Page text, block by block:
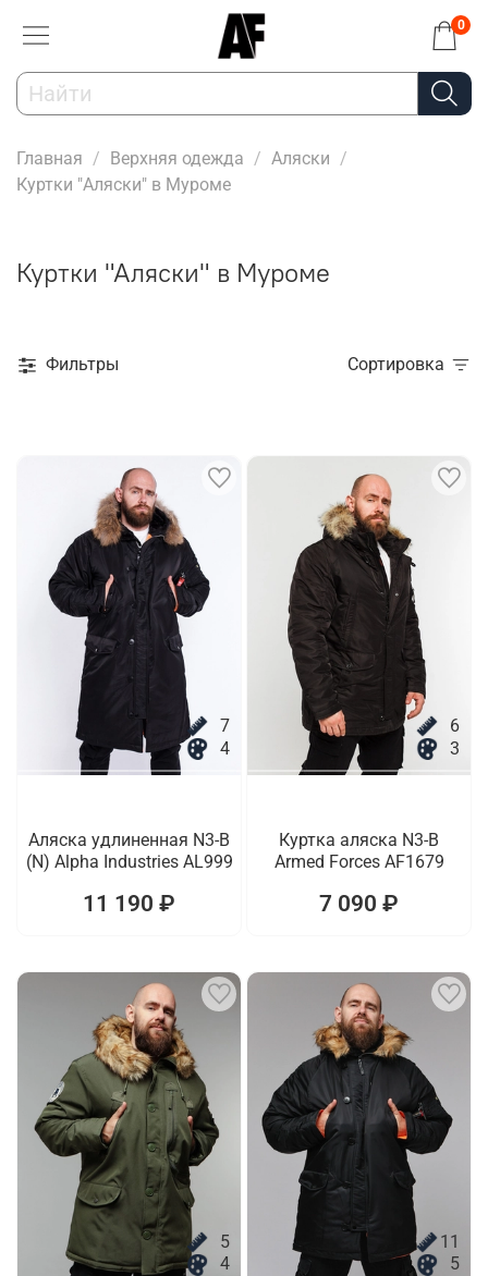
0
Главная Верхняя одежда
Аляски
Куртки "Аляски" в Муроме
Куртки "Аляски" в Муроме
Фильтры Сортировка
7
4
Аляска удлиненная N3-B
(N) Alpha Industries AL999
11 190 ₽
6
3
Куртка аляска N3-B
Armed Forces AF1679
7 090 ₽
5
4
11
5